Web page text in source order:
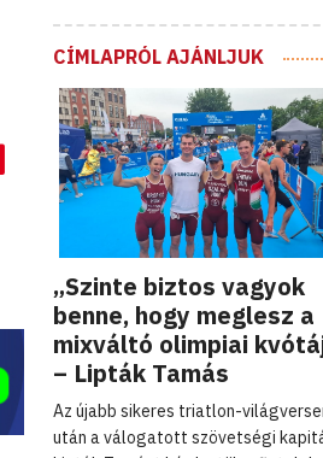
CÍMLAPRÓL AJÁNLJUK
„Szinte biztos vagyok
benne, hogy meglesz a
mixváltó olimpiai
– Lipták Tamás
Az újabb sikeres triatlon-
után a válogatott szövetségi